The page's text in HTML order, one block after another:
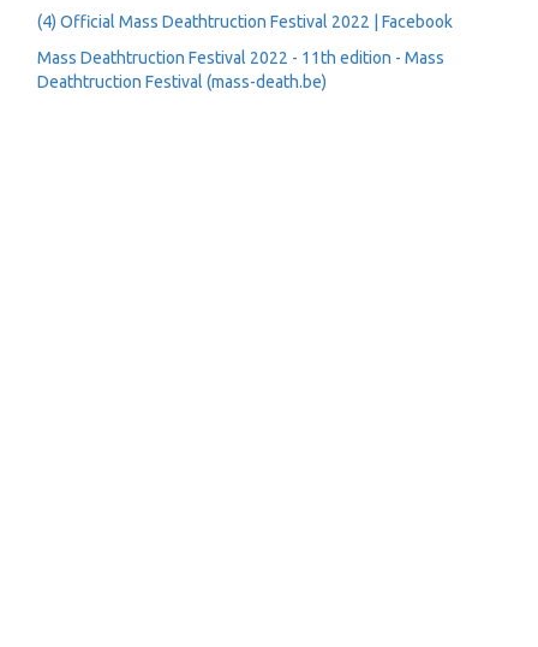
(4) Official Mass Deathtruction Festival 2022 | Facebook
Mass Deathtruction Festival 2022 - 11th edition - Mass
Deathtruction Festival (mass-death.be)